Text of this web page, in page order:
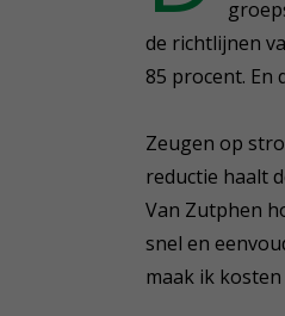
de richtlijnen
85 procent.
Zeugen op
reductie haalt
Van Zutphen
snel en
maak ik